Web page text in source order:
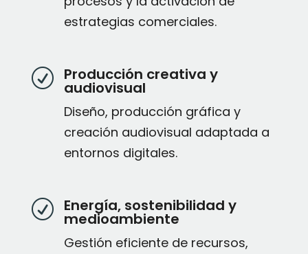
estrategias comerciales.
R Producción creativa y
audiovisual
Diseño, producción gráfica y
creación audiovisual adaptada a
entornos digitales.
R Energía, sostenibilidad y
medioambiente
Gestión eficiente de recursos,